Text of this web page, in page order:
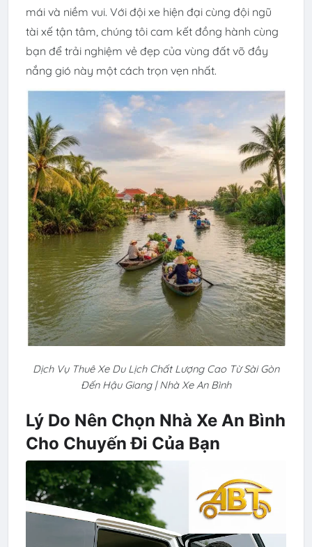
mái và niềm vui. Với đội xe hiện đại cùng đội ngũ
tài xế tận tâm, chúng tôi cam kết đồng hành cùng
bạn để trải nghiệm vẻ đẹp của vùng đất võ đầy
nắng gió này một cách trọn vẹn nhất.
Dịch Vụ Thuê Xe Du Lịch Chất Lượng Cao Từ Sài Gòn
Đến Hậu Giang | Nhà Xe An Bình
Lý Do Nên Chọn Nhà Xe An Bình
Cho Chuyến Đi Của Bạn